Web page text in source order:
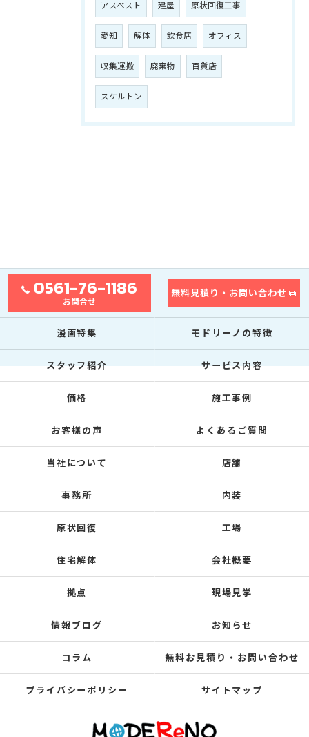
アスベスト 建屋 原状回復工事
愛知 解体 飲食店 オフィス
収集運搬 廃棄物 百貨店
スケルトン
0561-76-1186
お問合せ
無料見積り・お問い合わせ
漫画特集 モドリーノの特徴
スタッフ紹介 サービス内容
価格 施工事例
お客様の声 よくあるご質問
当社について 店舗
事務所 内装
原状回復 工場
住宅解体 会社概要
拠点 現場見学
情報ブログ お知らせ
コラム 無料お見積り・お問い合わせ
プライバシーポリシー サイトマップ